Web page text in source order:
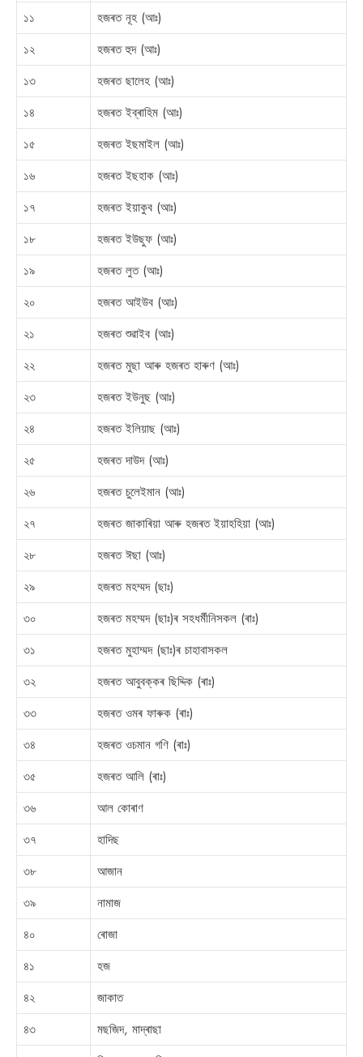
১১
হজৰত নূহ (আঃ)
১২
হজৰত হুদ (আঃ)
১৩
হজৰত ছালেহ (আঃ)
১৪
হজৰত ইব্ৰাহিম (আঃ)
১৫
হজৰত ইছমাইল (আঃ)
১৬
হজৰত ইছহাক (আঃ)
১৭
হজৰত ইয়াকুব (আঃ)
১৮
হজৰত ইউছুফ (আঃ)
১৯
হজৰত লুত (আঃ)
২০
হজৰত আইউব (আঃ)
২১
হজৰত শুৱাইব (আঃ)
২২
হজৰত মুছা আৰু হজৰত হাৰুণ (আঃ)
২৩
হজৰত ইউনুছ (আঃ)
২৪
হজৰত ইলিয়াছ (আঃ)
২৫
হজৰত দাউদ (আঃ)
২৬
হজৰত চুলেইমান (আঃ)
২৭
হজৰত জাকাৰিয়া আৰু হজৰত ইয়াহহিয়া (আঃ)
২৮
হজৰত ঈছা (আঃ)
২৯
হজৰত মহম্মদ (ছাঃ)
৩০
হজৰত মহম্মদ (ছাঃ)ৰ সহধর্মীনিসকল (ৰাঃ)
৩১
হজৰত মুহাম্মদ (ছাঃ)ৰ চাহাবাসকল
৩২
হজৰত আবুবক্কৰ ছিদ্দিক (ৰাঃ)
৩৩
হজৰত ওমৰ ফাৰুক (ৰাঃ)
৩৪
হজৰত ওচমান গণি (ৰাঃ)
৩৫
হজৰত আলি (ৰাঃ)
৩৬
আল কোৰাণ
৩৭
হাদিছ
৩৮
আজান
৩৯
নামাজ
৪০
ৰোজা
৪১
হজ
৪২
জাকাত
৪৩
মছজিদ, মাদ্ৰাছা